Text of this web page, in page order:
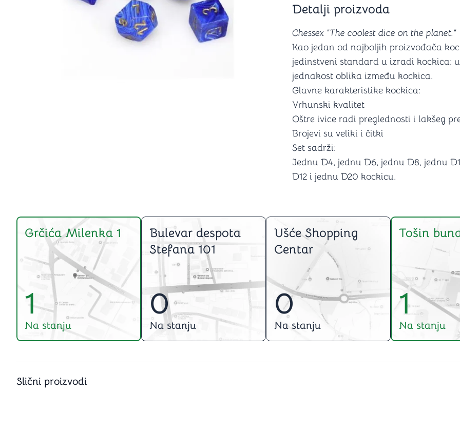
Puzzle 1000 delova
Puzzle 2000 delova
(TCG)
Šah
Domine
4 u 1 igre
Backgammon (Tavla)
Kockice
Kutijice
Mozgalice
Hanayama
Kocke
Ostale mozgalice
Stripovi
Detalji proizvoda
Chessex "The coolest dice on the planet."
Kao jedan od najboljih proizvođača
jedinstveni standard u izradi kockica:
jednakost oblika između kockica.
Glavne karakteristike kockica:
Vrhunski kvalitet
Oštre ivice radi preglednosti i lakšeg
Brojevi su veliki i čitki
Set sadrži:
Jednu D4, jednu D6, jednu D8, jednu
D12 i jednu D20 kockicu.
Grčića Milenka 1
1
Na stanju
Bulevar despota
Stefana 101
0
Na stanju
Ušće Shopping
Centar
0
Na stanju
Tošin
1
Na stanju
Slični proizvodi